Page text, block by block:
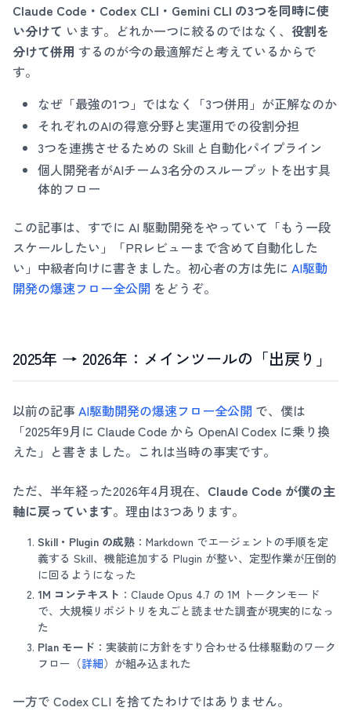
Claude Code・Codex CLI・Gemini CLI の3つを同時に使
い分けて います。どれか一つに絞るのではなく、 役割を
分けて併用 するのが今の最適解だと考えているからで
す。
なぜ「最強の1つ」ではなく「3つ併用」が正解なのか
それぞれのAIの得意分野と実運用での役割分担
3つを連携させるための Skill と自動化パイプライン
個人開発者がAIチーム3名分のスループットを出す具
体的フロー
この記事は、すでに AI 駆動開発をやっていて「もう一段
スケールしたい」「PRレビューまで含めて自動化した
い」中級者向けに書きました。初心者の方は先に AI駆動
開発の爆速フロー全公開 をどうぞ。
2025年 → 2026年：メインツールの「出戻り」
以前の記事AI駆動開発の爆速フロー全公開 で、僕は
「2025年9月に Claude Code から OpenAI Codex に乗り換
えた」と書きました。これは当時の事実です。
ただ、半年経った2026年4月現在、 Claude Code が僕の主
軸に戻っています。理由は3つあります。
Skill・Plugin の成熟 ：Markdown でエージェントの手順を定
義する Skill、機能追加する Plugin が整い、定型作業が圧倒的
に回るようになった
1M コンテキスト ：Claude Opus 4.7 の 1M トークンモード
で、大規模リポジトリを丸ごと読ませた調査が現実的になっ
た
Plan モード ：実装前に方針をすり合わせる仕様駆動のワーク
フロー（詳細）が組み込まれた
一方で Codex CLI を捨てたわけではありません。